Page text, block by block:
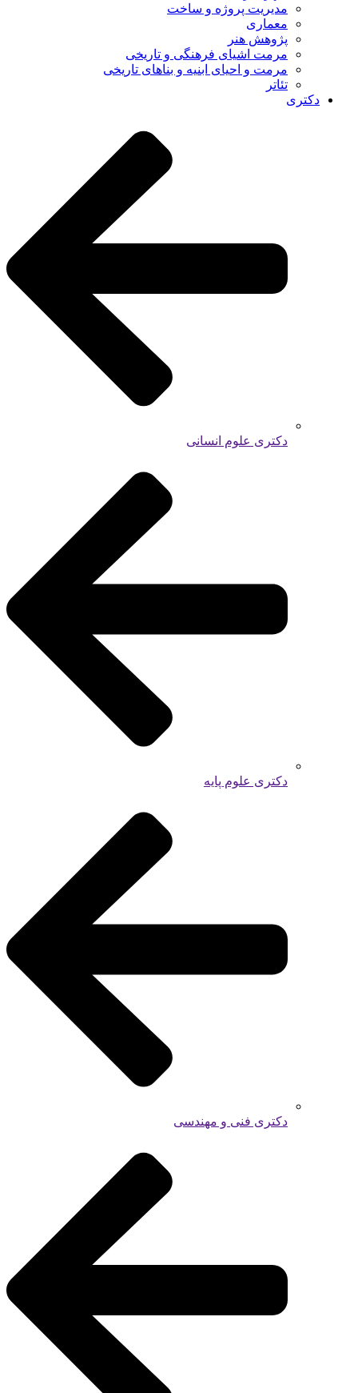
مدیریت پروژه و ساخت
معماری
پژوهش هنر
مرمت اشیای فرهنگی و تاریخی
مرمت و احیای ابنیه و بناهای تاریخی
تئاتر
دکتری
دکتری علوم انسانی
دکتری علوم پایه
دکتری فنی و مهندسی